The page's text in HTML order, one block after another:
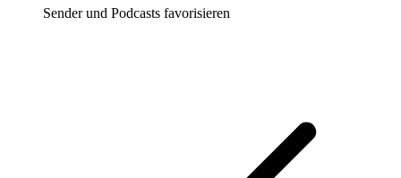
Sender und Podcasts favorisieren